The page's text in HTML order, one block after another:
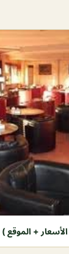
+ الموقع )